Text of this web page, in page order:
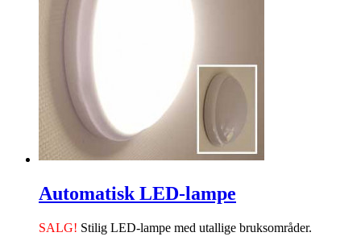
Automatisk LED-lampe
SALG! Stilig LED-lampe med utallige bruksområder.